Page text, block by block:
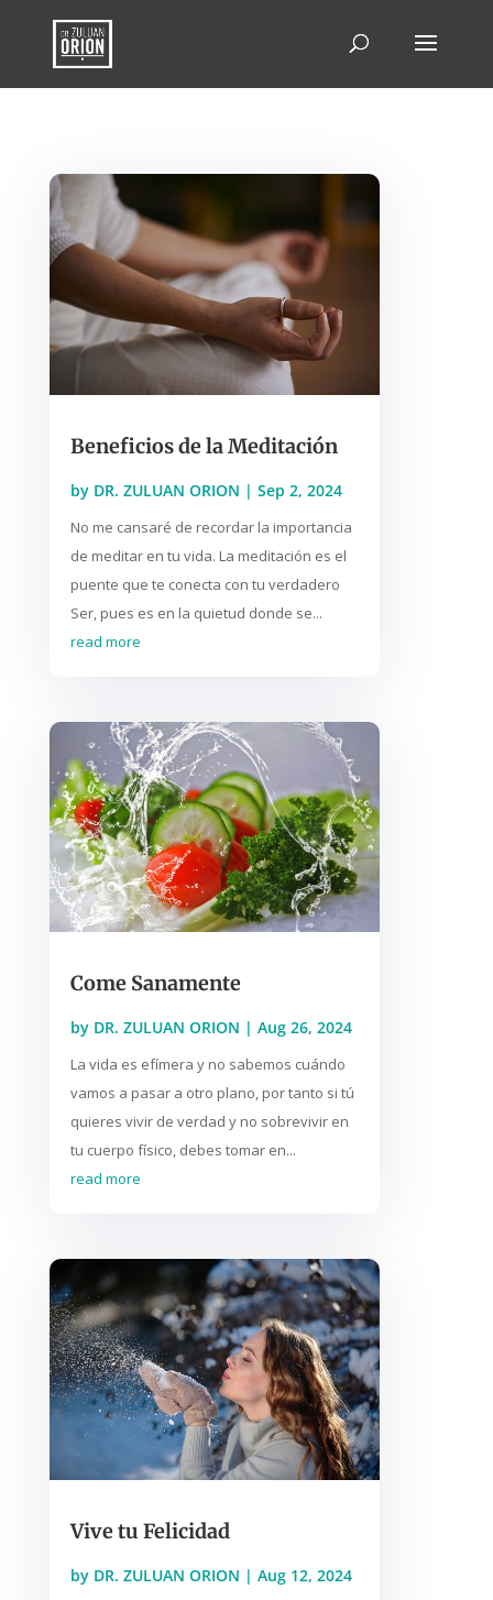
Beneficios de la Meditación
by DR. ZULUAN ORION | Sep 2, 2024
No me cansaré de recordar la importancia
de meditar en tu vida. La meditación es el
puente que te conecta con tu verdadero
Ser, pues es en la quietud donde se...
read more
Come Sanamente
by DR. ZULUAN ORION | Aug 26, 2024
La vida es efímera y no sabemos cuándo
vamos a pasar a otro plano, por tanto si tú
quieres vivir de verdad y no sobrevivir en
tu cuerpo físico, debes tomar en...
read more
Vive tu Felicidad
by DR. ZULUAN ORION | Aug 12, 2024